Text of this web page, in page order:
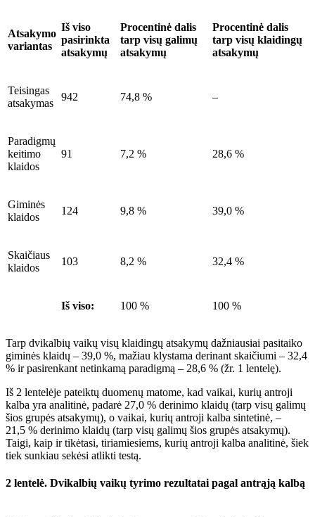
Atsakymo
variantas
Iš viso
pasirinkta
atsakymų
Procentinė dalis
tarp visų galimų
atsakymų
Procentinė dalis
tarp visų klaidingų
atsakymų
Teisingas
atsakymas
942 74,8 % –
Paradigmų
keitimo
klaidos
91 7,2 % 28,6 %
Giminės
klaidos
124 9,8 % 39,0 %
Skaičiaus
klaidos
103 8,2 % 32,4 %
Iš viso: 100 % 100 %
Tarp dvikalbių vaikų visų klaidingų atsakymų dažniausiai pasitaiko
giminės klaidų – 39,0 %, mažiau klystama derinant skaičiumi – 32,4
% ir pasirenkant netinkamą paradigmą – 28,6 % (žr. 1 lentelę).
Iš 2 lentelėje pateiktų duomenų matome, kad vaikai, kurių antroji
kalba yra analitinė, padarė 27,0 % derinimo klaidų (tarp visų galimų
šios grupės atsakymų), o vaikai, kurių antroji kalba sintetinė, –
21,5 % derinimo klaidų (tarp visų galimų šios grupės atsakymų).
Taigi, kaip ir tikėtasi, tiriamiesiems, kurių antroji kalba analitinė, šiek
tiek sunkiau sekėsi atlikti testą.
2 lentelė. Dvikalbių vaikų tyrimo rezultatai pagal antrąją kalbą